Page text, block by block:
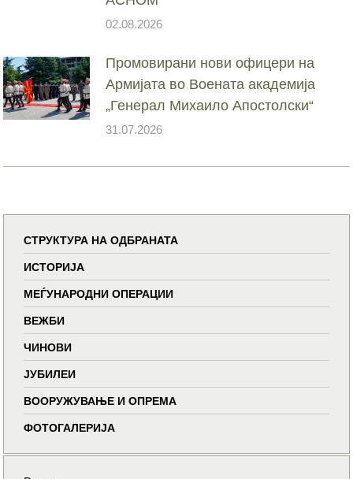
02.08.2026
Промовирани нови офицери на
Армијата во Воената академија
„Генерал Михаило Апостолски“
31.07.2026
СТРУКТУРА НА ОДБРАНАТА
ИСТОРИЈА
МЕЃУНАРОДНИ ОПЕРАЦИИ
ВЕЖБИ
ЧИНОВИ
ЈУБИЛЕИ
ВООРУЖУВАЊЕ И ОПРЕМА
ФОТОГАЛЕРИЈА